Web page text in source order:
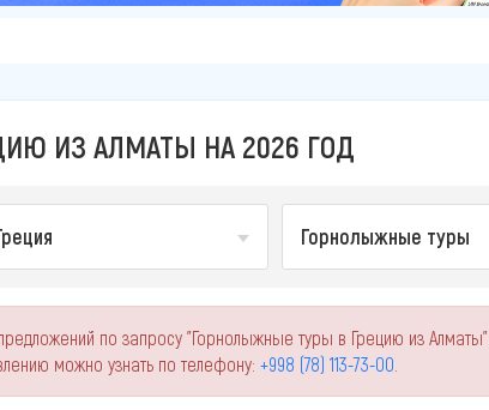
ИЗ АЛМАТЫ НА 2026 ГОД
Горнолыжные туры
по запросу "Горнолыжные туры в Грецию из Алматы".
можно узнать по телефону: +998 (78) 113-73-00